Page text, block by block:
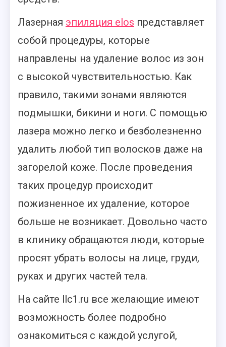
Лазерная эпиляция elos представляет
собой процедуры, которые
направлены на удаление волос из зон
с высокой чувствительностью. Как
правило, такими зонами являются
подмышки, бикини и ноги. С помощью
лазера можно легко и безболезненно
удалить любой тип волосков даже на
загорелой коже. После проведения
таких процедур происходит
пожизненное их удаление, которое
больше не возникает. Довольно часто
в клинику обращаются люди, которые
просят убрать волосы на лице, груди,
руках и других частей тела.
На сайте llc1.ru все желающие имеют
возможность более подробно
ознакомиться с каждой услугой,